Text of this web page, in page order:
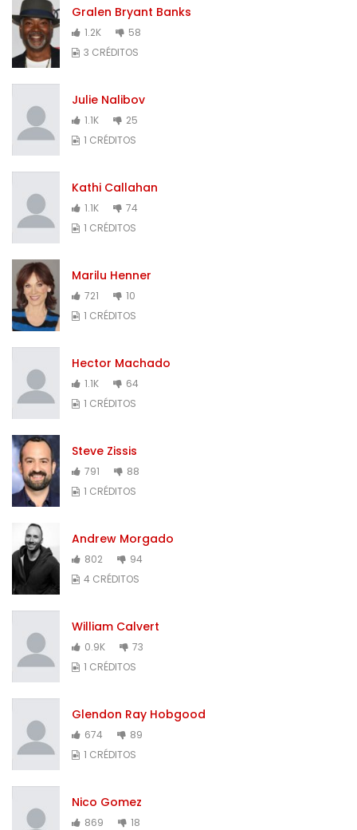
Gralen Bryant Banks
1.2K
58
3 CRÉDITOS
Julie Nalibov
1.1K
25
1 CRÉDITOS
Kathi Callahan
1.1K
74
1 CRÉDITOS
Marilu Henner
721
10
1 CRÉDITOS
Hector Machado
1.1K
64
1 CRÉDITOS
Steve Zissis
791
88
1 CRÉDITOS
Andrew Morgado
802
94
4 CRÉDITOS
William Calvert
0.9K
73
1 CRÉDITOS
Glendon Ray Hobgood
674
89
1 CRÉDITOS
Nico Gomez
869
18